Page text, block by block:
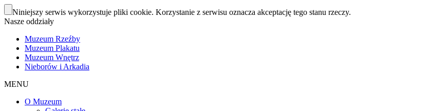
Niniejszy serwis wykorzystuje pliki cookie. Korzystanie z serwisu oznacza akceptację tego stanu rzeczy.
Nasze oddziały
Muzeum Rzeźby
Muzeum Plakatu
Muzeum Wnętrz
Nieborów i Arkadia
MENU
O Muzeum